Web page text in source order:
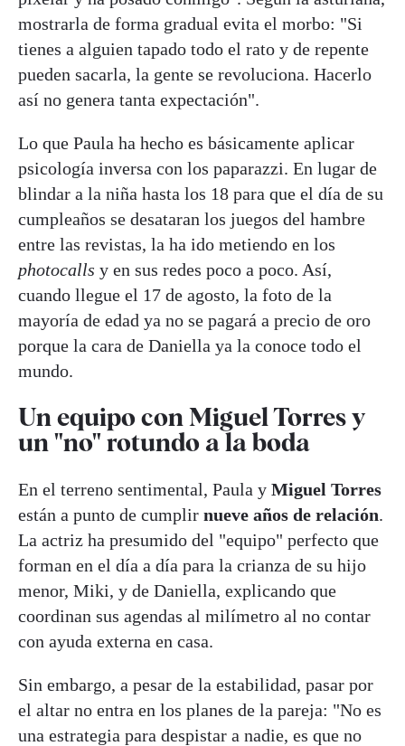
mostrarla de forma gradual evita el morbo: "Si
tienes a alguien tapado todo el rato y de repente
pueden sacarla, la gente se revoluciona. Hacerlo
así no genera tanta expectación".
Lo que Paula ha hecho es básicamente aplicar
psicología inversa con los paparazzi. En lugar de
blindar a la niña hasta los 18 para que el día de su
cumpleaños se desataran los juegos del hambre
entre las revistas, la ha ido metiendo en los
photocalls y en sus redes poco a poco. Así,
cuando llegue el 17 de agosto, la foto de la
mayoría de edad ya no se pagará a precio de oro
porque la cara de Daniella ya la conoce todo el
mundo.
Un equipo con Miguel Torres y
un "no" rotundo a la boda
En el terreno sentimental, Paula y Miguel Torres
están a punto de cumplir nueve años de relación.
La actriz ha presumido del "equipo" perfecto que
forman en el día a día para la crianza de su hijo
menor, Miki, y de Daniella, explicando que
coordinan sus agendas al milímetro al no contar
con ayuda externa en casa.
Sin embargo, a pesar de la estabilidad, pasar por
el altar no entra en los planes de la pareja: "No es
una estrategia para despistar a nadie, es que no